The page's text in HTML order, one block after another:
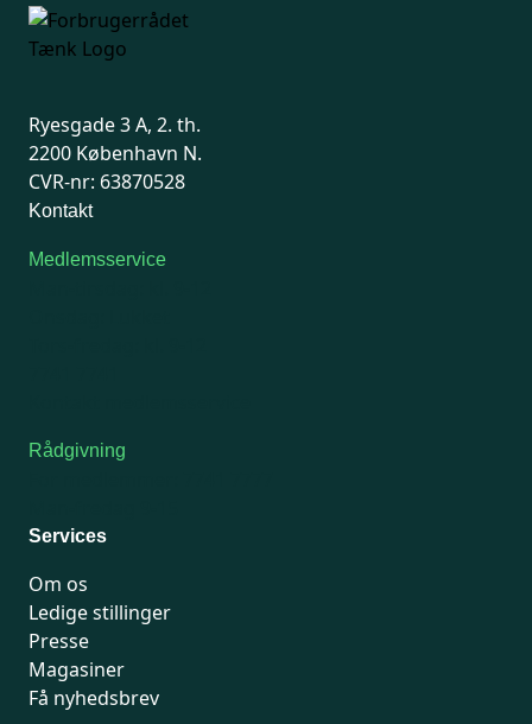
Ryesgade 3 A, 2. th.
2200 København N.
CVR-nr: 63870528
Kontakt
Medlemsservice
Rådgivning
Services
Om os
Ledige stillinger
Presse
Magasiner
Få nyhedsbrev